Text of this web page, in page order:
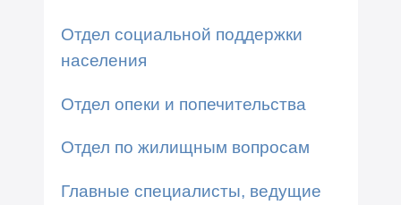
Отдел социальной поддержки
населения
Отдел опеки и попечительства
Отдел по жилищным вопросам
Главные специалисты, ведущие